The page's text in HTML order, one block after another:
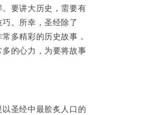
要讲大历史，需要有
。所幸，圣经除了
多精彩的历史故事，
的心力，为要将故事
圣经中最脍炙人口的